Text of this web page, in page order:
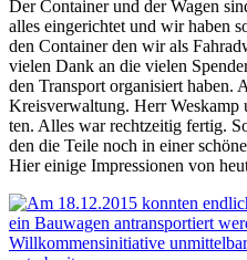
Der Container und der Wagen
alles ein­ge­rich­tet und wir haben
den Container den wir als
vie­len Dank an die vie­len
den Transport orga­ni­siert haben.
Kreisverwaltung. Herr
ten. Alles war recht­zei­tig fer­tig.
den die Teile noch in einer
Hier eini­ge Impressionen von